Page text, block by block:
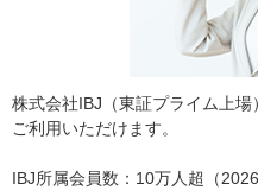
株式会社IBJ（東証プライム上
ご利用いただけます。
IBJ所属会員数：10万人超（